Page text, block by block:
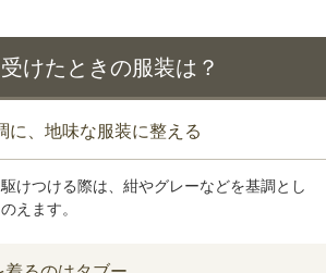
けたときの服装は？
に、地味な服装に整える
けつける際は、紺やグレーなどを基調とし
えます。